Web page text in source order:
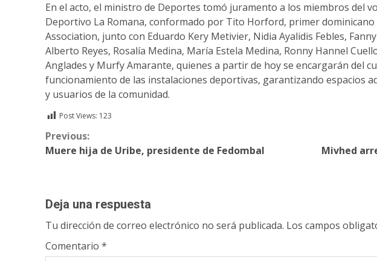
En el acto, el ministro de Deportes tomó juramento a los miembros del
Deportivo La Romana, conformado por Tito Horford, primer
Association, junto con Eduardo Kery Metivier, Nidia Ayalidis Febles,
Alberto Reyes, Rosalía Medina, María Estela Medina, Ronny Hannel
Anglades y Murfy Amarante, quienes a partir de hoy se encargarán del
funcionamiento de las instalaciones deportivas, garantizando espacios
y usuarios de la comunidad.
Post Views: 123
Continue
Reading
Previous:
Muere hija de Uribe, presidente de Fedombal
Mivhed
Deja una respuesta
Tu dirección de correo electrónico no será publicada. Los campos
Comentario *